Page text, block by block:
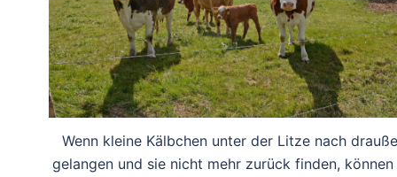
Wenn kleine Kälbchen unter der Litze nach
gelangen und sie nicht mehr zurück finden, können